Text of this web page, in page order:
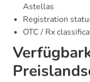
Astellas
Registration
OTC / Rx